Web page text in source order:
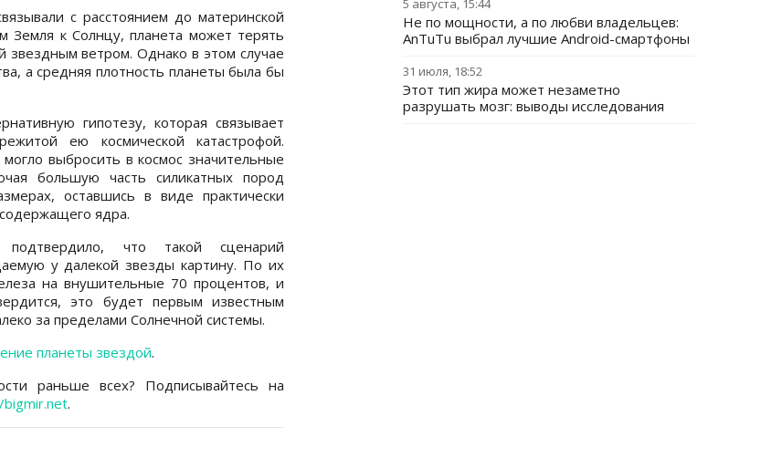
с расстоянием до материнской
Земля к Солнцу, планета может терять
звездным ветром. Однако в этом случае
а средняя плотность планеты была бы
гипотезу, которая связывает
ею космической катастрофой.
выбросить в космос значительные
большую часть силикатных пород
оставшись в виде практически
ядра.
что такой сценарий
у далекой звезды картину. По их
на внушительные 70 процентов, и
это будет первым известным
за пределами Солнечной системы.
планеты звездой.
раньше всех? Подписывайтесь на
bigmir.net.
5 августа, 15:44
Не по мощности, а по любви владельцев:
AnTuTu выбрал лучшие Android-смартфоны
31 июля, 18:52
Этот тип жира может незаметно
разрушать мозг: выводы исследования